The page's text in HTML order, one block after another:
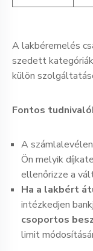
A lakbéremelés
szedett
külön
Fontos
A
Ön melyik
ellenőrizze a
Ha a lakbért
intézkedjen
csoportos
limit